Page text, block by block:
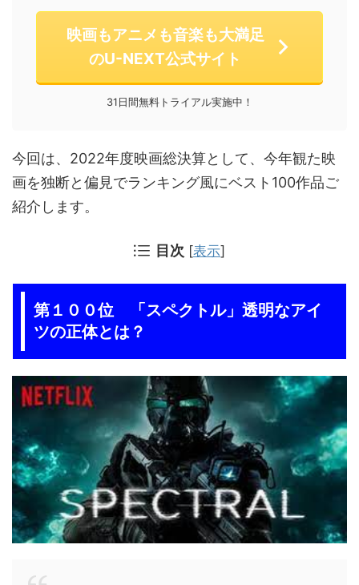
映画もアニメも音楽も大満足
のU-NEXT公式サイト
31日間無料トライアル実施中！
今回は、2022年度映画総決算として、今年観た映
画を独断と偏見でランキング風にベスト100作品ご
紹介します。
目次 [表示]
第１００位 「スペクトル」透明なアイ
ツの正体とは？